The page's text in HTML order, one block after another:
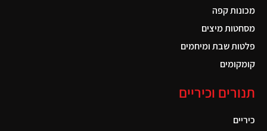
מכונות קפה
מסחטות מיצים
פלטות שבת ומיחמים
קומקומים
תנורים וכיריים
כיריים